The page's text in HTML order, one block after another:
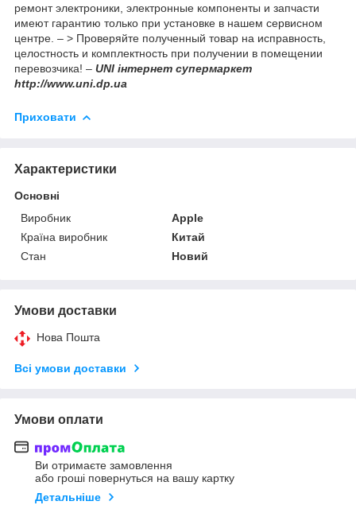
ремонт электроники, электронные компоненты и запчасти
имеют гарантию только при установке в нашем сервисном
центре. – > Проверяйте полученный товар на исправность,
целостность и комплектность при получении в помещении
перевозчика! – UNI інтернет супермаркет
http://www.uni.dp.ua
Приховати
Характеристики
Основні
Виробник
Apple
Країна виробник
Китай
Стан
Новий
Умови доставки
Нова Пошта
Всі умови доставки
Умови оплати
Ви отримаєте замовлення
або гроші повернуться на вашу картку
Детальніше